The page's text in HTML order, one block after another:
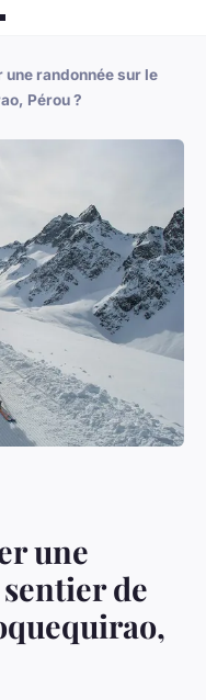
randonnée sur le
Pérou ?
une
de